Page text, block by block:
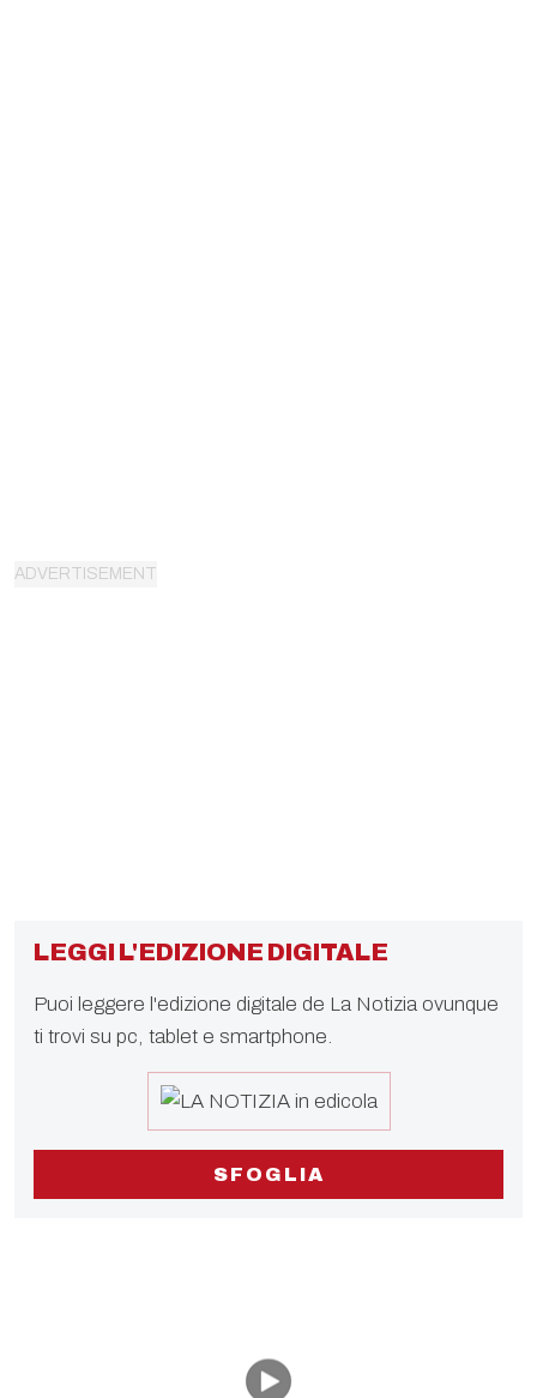
LEGGI L'EDIZIONE DIGITALE
Puoi leggere l'edizione digitale de La Notizia ovunque
ti trovi su pc, tablet e smartphone.
SFOGLIA